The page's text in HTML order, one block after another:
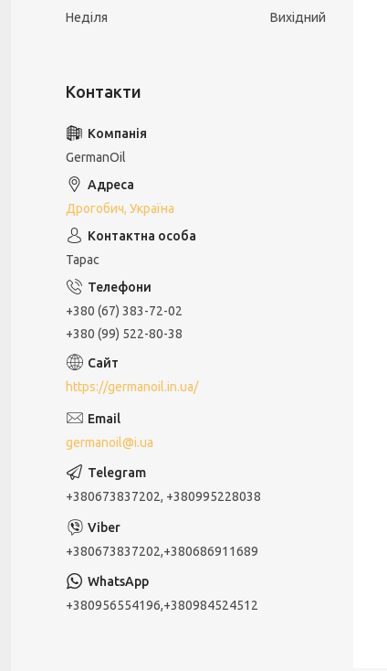
Неділя
Вихідний
GermanOil
Дрогобич, Україна
Тарас
+380 (67) 383-72-02
+380 (99) 522-80-38
https://germanoil.in.ua/
germanoil@i.ua
+380673837202, +380995228038
+380673837202,+380686911689
+380956554196,+380984524512